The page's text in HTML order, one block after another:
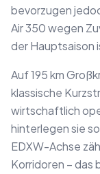
bevorzugen
Air 350 wegen
der Hauptsaison
Auf 195 km
klassische
wirtschaftlich
hinterlegen sie
EDXW-Achse
Korridoren –